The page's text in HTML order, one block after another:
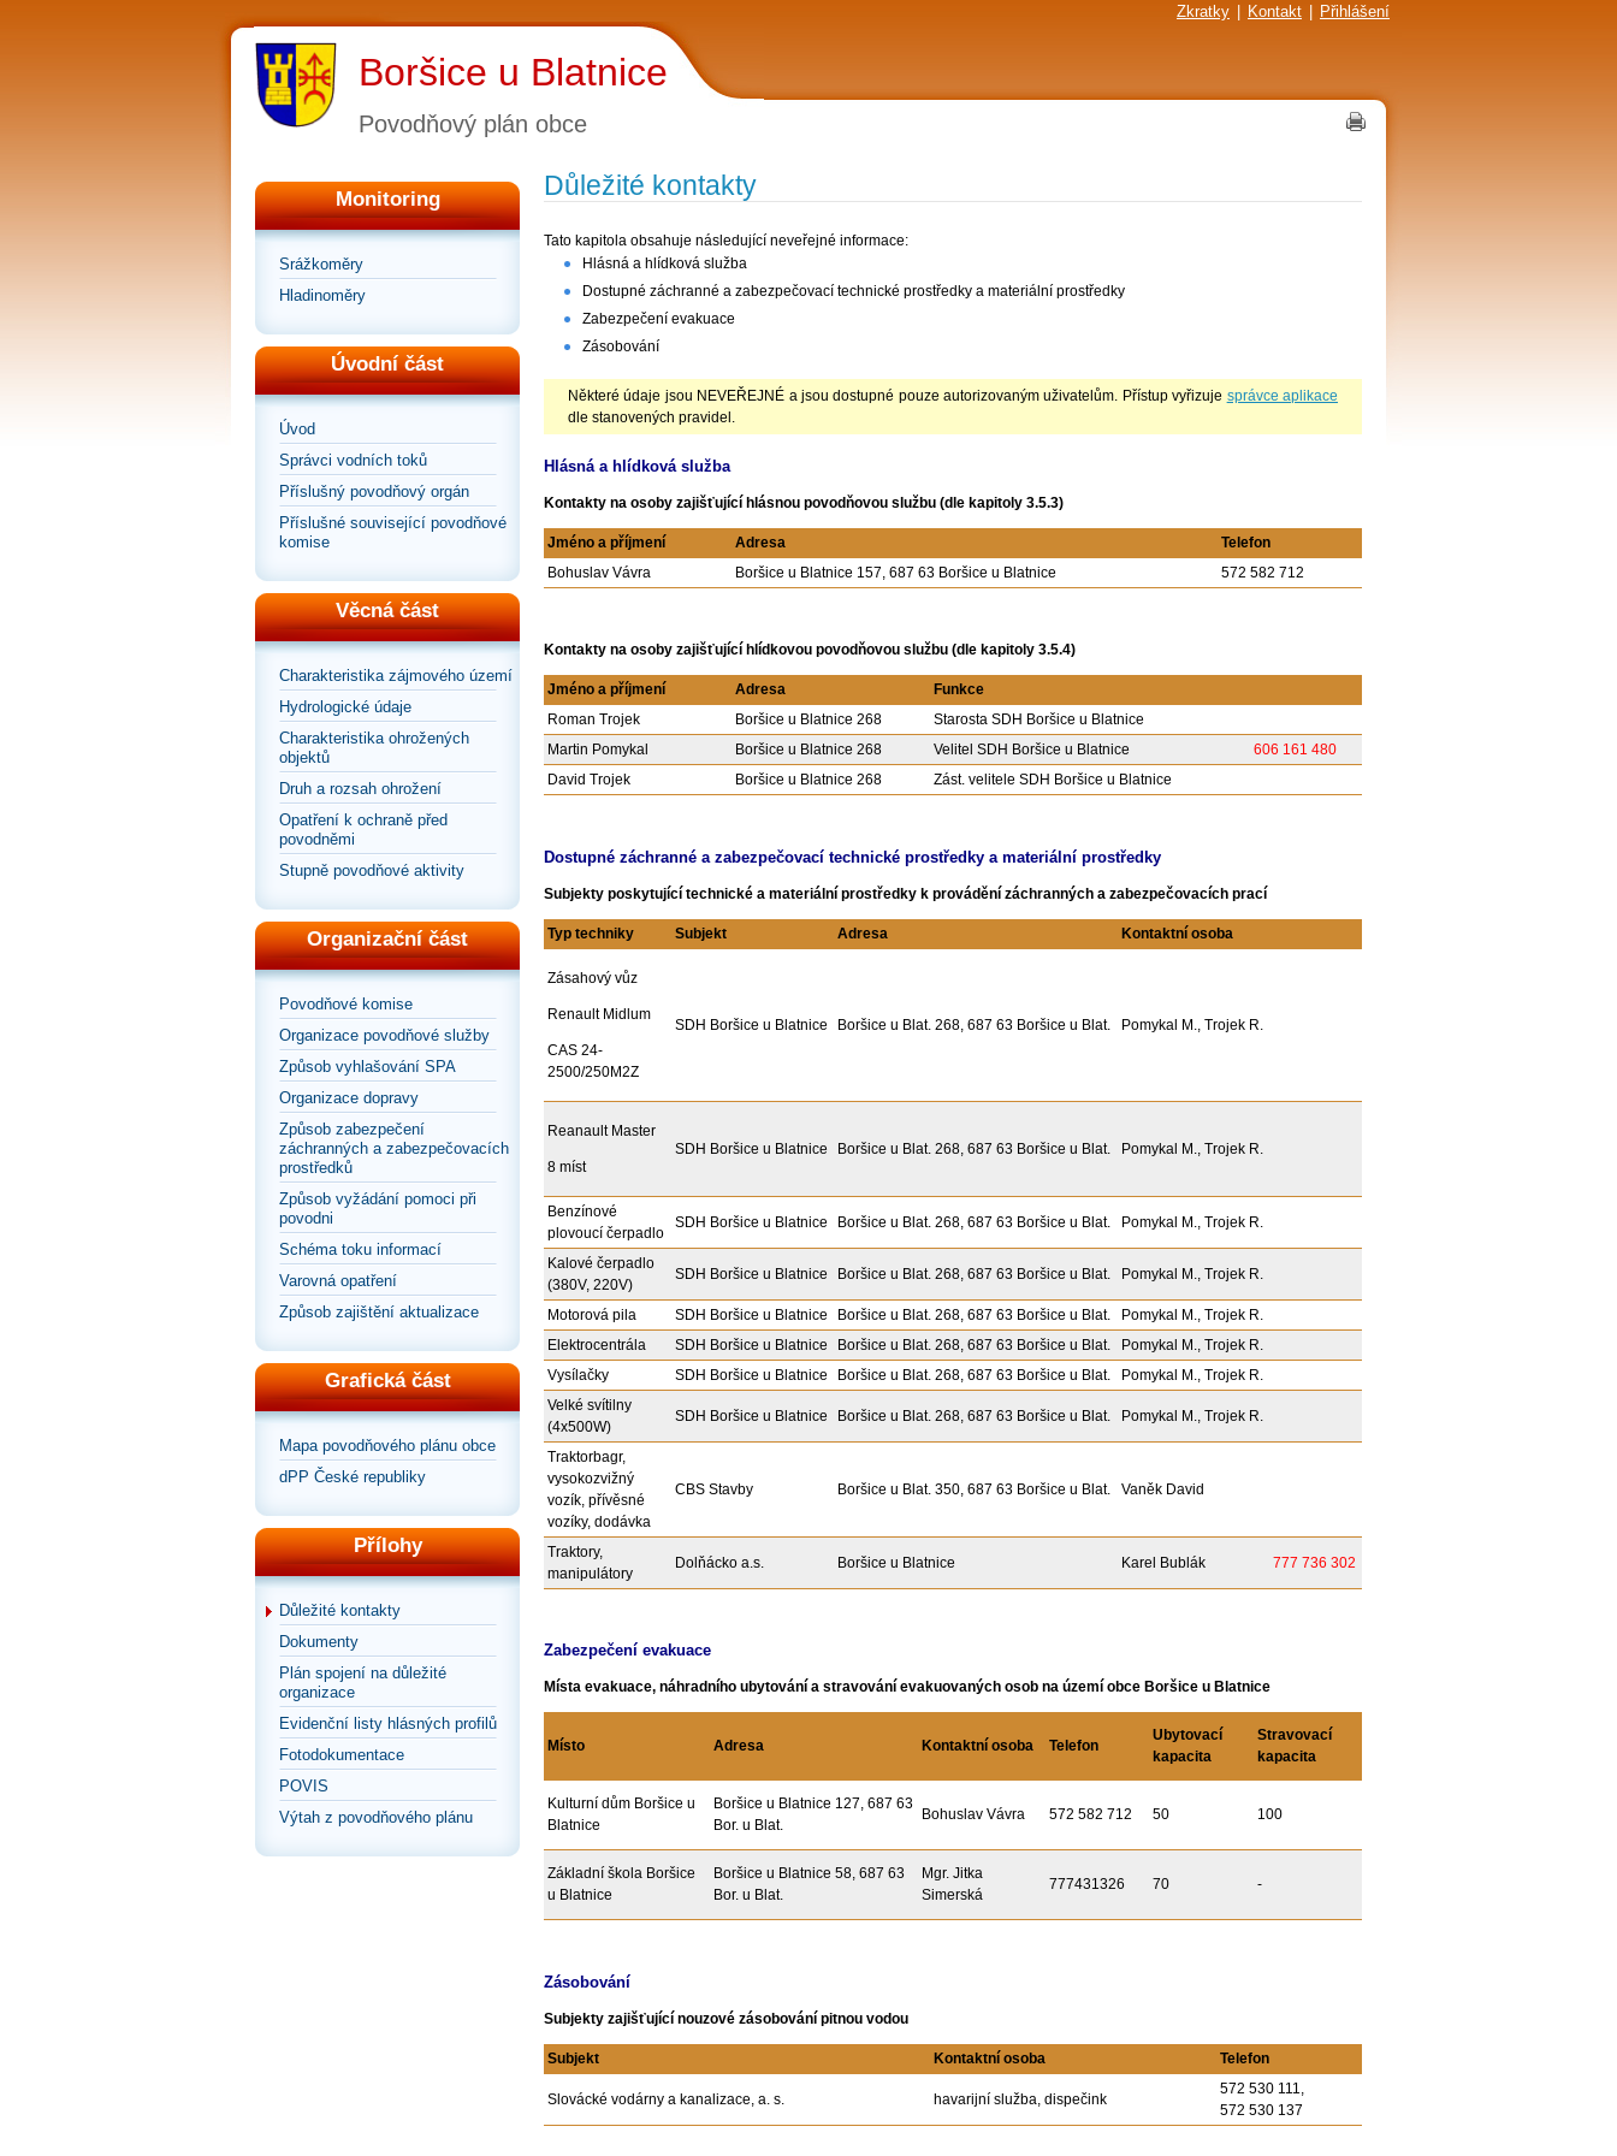
Zkratky Kontakt Přihlášení
Boršice u Blatnice
Povodňový plán obce
Monitoring
Srážkoměry
Hladinoměry
Úvodní část
Úvod
Správci vodních toků
Příslušný povodňový orgán
Příslušné související povodňové
komise
Věcná část
Charakteristika zájmového území
Hydrologické údaje
Charakteristika ohrožených
objektů
Druh a rozsah ohrožení
Opatření k ochraně před
povodněmi
Stupně povodňové aktivity
Organizační část
Povodňové komise
Organizace povodňové služby
Způsob vyhlašování SPA
Organizace dopravy
Způsob zabezpečení
záchranných a zabezpečovacích
prostředků
Způsob vyžádání pomoci při
povodni
Schéma toku informací
Varovná opatření
Způsob zajištění aktualizace
Grafická část
Mapa povodňového plánu obce
dPP České republiky
Přílohy
Důležité kontakty
Dokumenty
Plán spojení na důležité
organizace
Evidenční listy hlásných profilů
Fotodokumentace
POVIS
Výtah z povodňového plánu
Důležité kontakty
Tato kapitola obsahuje následující neveřejné informace:
Hlásná a hlídková služba
Dostupné záchranné a zabezpečovací technické prostředky a materiální prostředky
Zabezpečení evakuace
Zásobování
Některé údaje jsou NEVEŘEJNÉ a jsou dostupné pouze autorizovaným uživatelům. Přístup vyřizuje správce aplikace
dle stanovených pravidel.
Hlásná a hlídková služba
Kontakty na osoby zajišťující hlásnou povodňovou službu (dle kapitoly 3.5.3)
Jméno a příjmení Adresa
Telefon
Bohuslav Vávra
Boršice u Blatnice 157, 687 63 Boršice u Blatnice 572 582 712
Kontakty na osoby zajišťující hlídkovou povodňovou službu (dle kapitoly 3.5.4)
Jméno a příjmení Adresa
Funkce
Roman Trojek
Boršice u Blatnice 268
Starosta SDH Boršice u Blatnice
Martin Pomykal
Boršice u Blatnice 268 Velitel SDH Boršice u Blatnice
606 161 480
David Trojek
Boršice u Blatnice 268 Zást. velitele SDH Boršice u Blatnice
Dostupné záchranné a zabezpečovací technické prostředky a materiální prostředky
Subjekty poskytující technické a materiální prostředky k provádění záchranných a zabezpečovacích prací
Typ techniky Subjekt Adresa Kontaktní osoba
Zásahový vůz
Renault Midlum
CAS 24-
2500/250M2Z
SDH Boršice u Blatnice Boršice u Blat. 268, 687 63 Boršice u Blat. Pomykal M., Trojek R.
Reanault Master
8 míst
SDH Boršice u Blatnice Boršice u Blat. 268, 687 63 Boršice u Blat. Pomykal M., Trojek R.
Benzínové
plovoucí čerpadlo
SDH Boršice u Blatnice Boršice u Blat. 268, 687 63 Boršice u Blat. Pomykal M., Trojek R.
Kalové čerpadlo
(380V, 220V)
SDH Boršice u Blatnice Boršice u Blat. 268, 687 63 Boršice u Blat. Pomykal M., Trojek R.
Motorová pila SDH Boršice u Blatnice Boršice u Blat. 268, 687 63 Boršice u Blat.
Pomykal M., Trojek R.
Elektrocentrála
SDH Boršice u Blatnice Boršice u Blat. 268, 687 63 Boršice u Blat.
Pomykal M., Trojek R.
Vysílačky
SDH Boršice u Blatnice Boršice u Blat. 268, 687 63 Boršice u Blat.
Pomykal M., Trojek R.
Velké svítilny
(4x500W)
SDH Boršice u Blatnice Boršice u Blat. 268, 687 63 Boršice u Blat. Pomykal M., Trojek R.
Traktorbagr,
vysokozvižný
vozík, přívěsné
vozíky, dodávka
CBS Stavby Boršice u Blat. 350, 687 63 Boršice u Blat. Vaněk David
Traktory,
manipulátory
Dolňácko a.s. Boršice u Blatnice Karel Bublák 777 736 302
Zabezpečení evakuace
Místa evakuace, náhradního ubytování a stravování evakuovaných osob na území obce Boršice u Blatnice
Místo Adresa Kontaktní osoba Telefon
Ubytovací
kapacita
Stravovací
kapacita
Kulturní dům Boršice u
Blatnice
Boršice u Blatnice 127, 687 63
Bor. u Blat.
Bohuslav Vávra 572 582 712 50 100
Základní škola Boršice
u Blatnice
Boršice u Blatnice 58, 687 63
Bor. u Blat.
Mgr. Jitka
Simerská
777431326 70 -
Zásobování
Subjekty zajišťující nouzové zásobování pitnou vodou
Subjekt Kontaktní osoba Telefon
Slovácké vodárny a kanalizace, a. s. havarijní služba, dispečink
572 530 111,
572 530 137